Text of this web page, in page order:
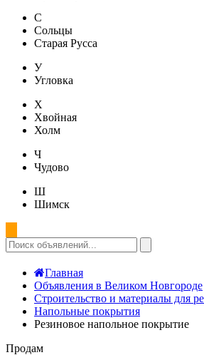
С
Сольцы
Старая Русса
У
Угловка
Х
Хвойная
Холм
Ч
Чудово
Ш
Шимск
Главная
Объявления в Великом Новгороде
Строительство и материалы для
Напольные покрытия
Резиновое напольное покрытие
Продам